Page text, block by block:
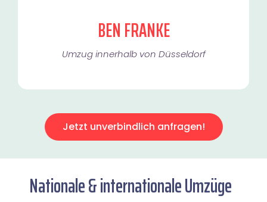
BEN FRANKE
Umzug innerhalb von Düsseldorf​
Jetzt unverbindlich anfragen!
Nationale & internationale Umzüge